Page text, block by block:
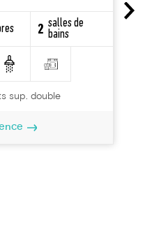
2 salles de
bains
sup. double